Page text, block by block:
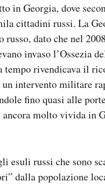
in Georgia, dove
cittadini russi. La
russo, dato che nel
invaso l’Ossezia
tempo rivendicava il
un intervento militare
fino quasi alle
ancora molto vivida in
esuli russi che sono
dalla popolazione